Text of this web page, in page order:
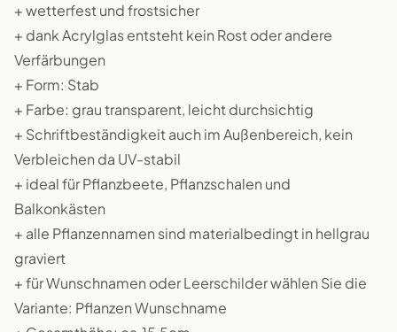
+ wetterfest und frostsicher
+ dank Acrylglas entsteht kein Rost oder andere
Verfärbungen
+ Form: Stab
+ Farbe: grau transparent, leicht durchsichtig
+ Schriftbeständigkeit auch im Außenbereich, kein
Verbleichen da UV-stabil
+ ideal für Pflanzbeete, Pflanzschalen und
Balkonkästen
+ alle Pflanzennamen sind materialbedingt in hellgrau
graviert
+ für Wunschnamen oder Leerschilder wählen Sie die
Variante: Pflanzen Wunschname